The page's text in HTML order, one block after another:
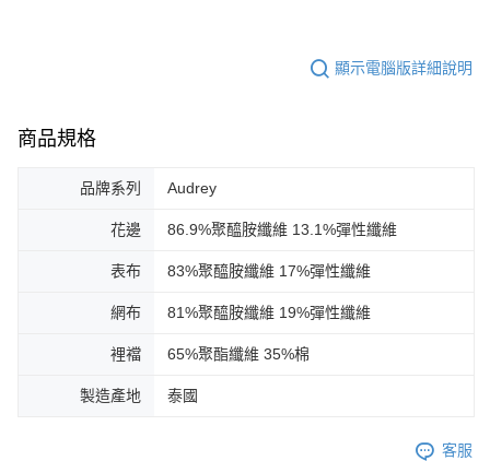
顯示電腦版詳細說明
商品規格
品牌系列 Audrey
花邊 86.9%聚醯胺纖維 13.1%彈性纖維
表布 83%聚醯胺纖維 17%彈性纖維
網布 81%聚醯胺纖維 19%彈性纖維
裡襠 65%聚酯纖維 35%棉
製造產地 泰國
客服